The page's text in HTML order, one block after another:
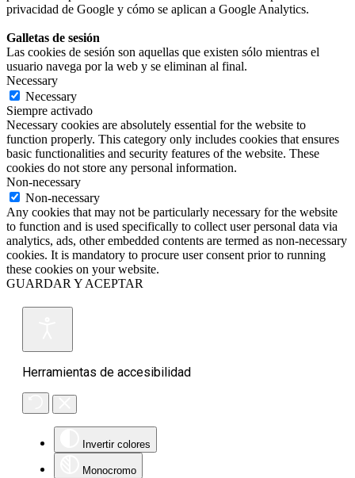
privacidad de Google y cómo se aplican a Google Analytics.
Galletas de sesión
Las cookies de sesión son aquellas que existen sólo mientras el
usuario navega por la web y se eliminan al final.
Necessary
Necessary
Siempre activado
Necessary cookies are absolutely essential for the website to
function properly. This category only includes cookies that ensures
basic functionalities and security features of the website. These
cookies do not store any personal information.
Non-necessary
Non-necessary
Any cookies that may not be particularly necessary for the website
to function and is used specifically to collect user personal data via
analytics, ads, other embedded contents are termed as non-necessary
cookies. It is mandatory to procure user consent prior to running
these cookies on your website.
GUARDAR Y ACEPTAR
Herramientas de accesibilidad
Invertir colores
Monocromo